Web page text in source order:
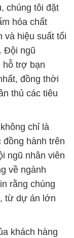
chúng tôi đặt
hóa chất
và hiệu suất tối
Đội ngũ
hỗ trợ bạn
đồng thời
thủ các tiêu
chỉ là
đồng hành trên
ngũ nhân viên
về ngành
rằng chúng
từ dự án lớn
khách hàng